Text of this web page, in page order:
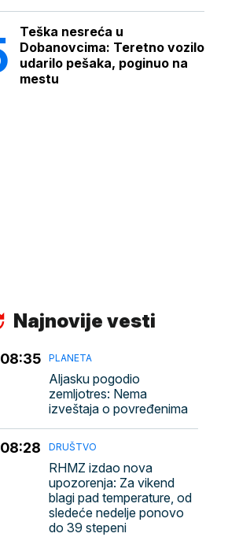
Teška nesreća u
Dobanovcima: Teretno vozilo
udarilo pešaka, poginuo na
mestu
Najnovije vesti
PLANETA
Aljasku pogodio
zemljotres: Nema
izveštaja o povređenima
08:35
DRUŠTVO
RHMZ izdao nova
upozorenja: Za vikend
blagi pad temperature, od
sledeće nedelje ponovo
do 39 stepeni
08:28